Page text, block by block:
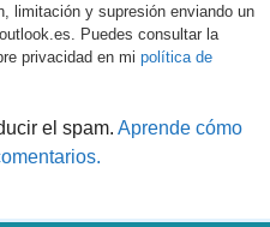
limitación y supresión enviando un
Puedes consultar la
privacidad en mi política de
el spam. Aprende cómo